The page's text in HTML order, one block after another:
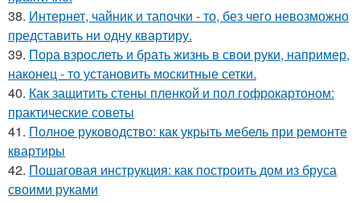
38. Интернет, чайник и тапочки - то, без чего невозможно
представить ни одну квартиру.
39. Пора взрослеть и брать жизнь в свои руки, например,
наконец - то установить москитные сетки.
40. Как защитить стены пленкой и пол гофрокартоном:
практические советы
41. Полное руководство: как укрыть мебель при ремонте
квартиры
42. Пошаговая инструкция: как построить дом из бруса
своими руками